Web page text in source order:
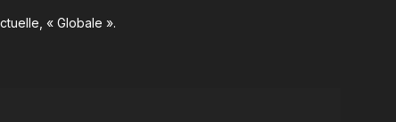
« Globale ».